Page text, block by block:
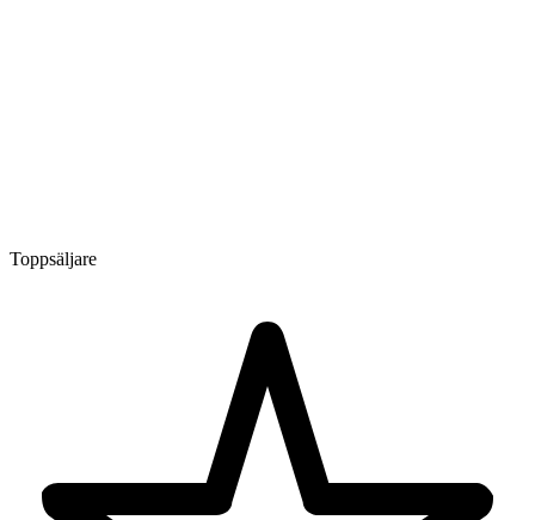
Toppsäljare